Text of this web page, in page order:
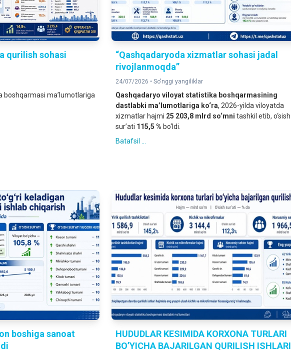
qurilish sohasi
boshqarmasi ma’lumotlariga
“Qashqadaryoda xizmatlar sohasi jadal
rivojlanmoqda”
24/07/2026 • So'nggi yangiliklar
Qashqadaryo viloyat statistika boshqarmasining
dastlabki ma’lumotlariga ko‘ra, 2026-yilda viloyatda
xizmatlar hajmi 25 203,8 mlrd so‘mni tashkil etib, o‘sish
sur’ati 115,5 % bo‘ldi.
Batafsil ...
boshiga sanoat
HUDUDLAR KESIMIDA KORXONA TURLARI
BO’YICHA BAJARILGAN QURILISH ISHLARI